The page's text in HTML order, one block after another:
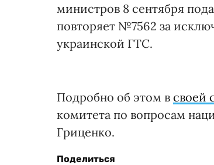
министров 8 сентября
повторяет №7562 за
украинской ГТС.
Подробно об этом в своей
комитета по вопросам
Гриценко.
Поделиться